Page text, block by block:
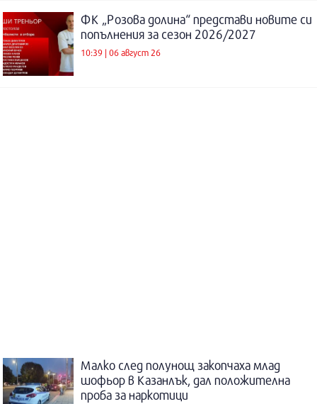
ФК „Розова долина“ представи новите си
попълнения за сезон 2026/2027
10:39 | 06 август 26
Малко след полунощ закопчаха млад
шофьор в Казанлък, дал положителна
проба за наркотици